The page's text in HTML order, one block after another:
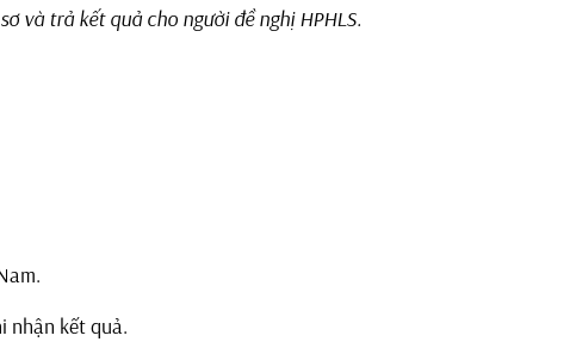
và trả kết quả cho người đề nghị HPHLS.
nhận kết quả.